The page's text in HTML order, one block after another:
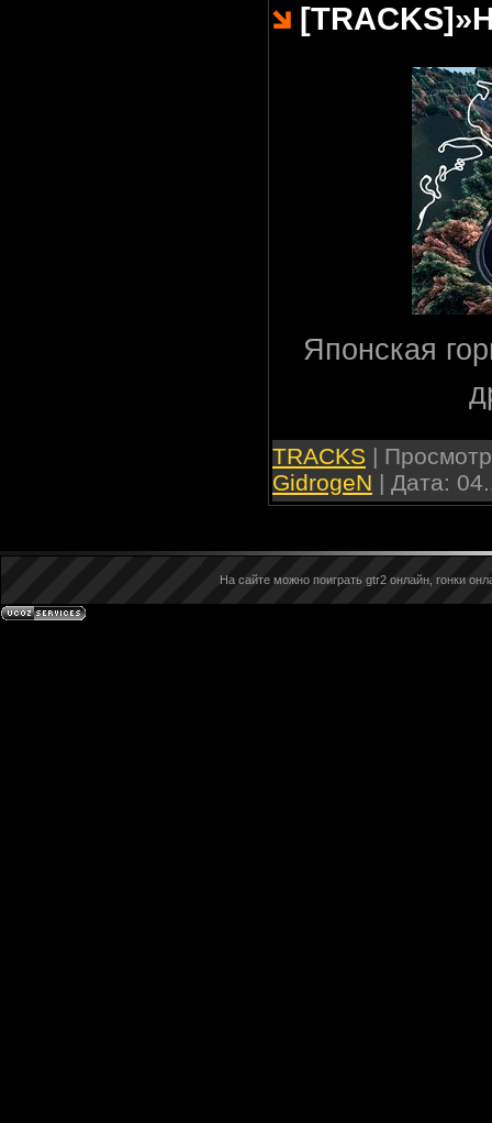
[TRACKS]»
Японская
TRACKS |
GidrogeN | Дата:
На сайте можно поиграть gtr2 онлайн, гонки